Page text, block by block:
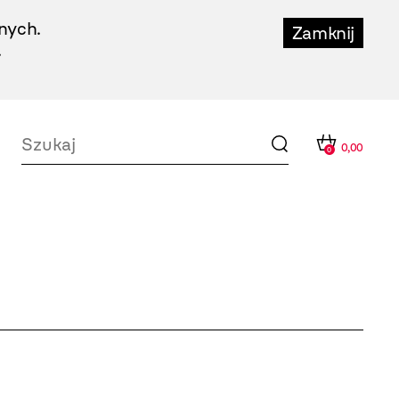
Zamknij
0 0,00